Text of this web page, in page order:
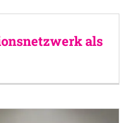
als